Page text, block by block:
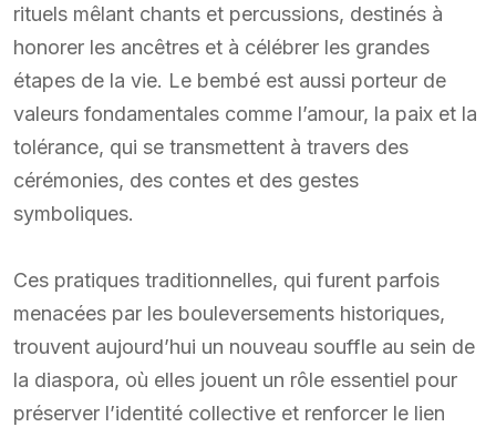
rituels mêlant chants et percussions, destinés à
honorer les ancêtres et à célébrer les grandes
étapes de la vie. Le bembé est aussi porteur de
valeurs fondamentales comme l’amour, la paix et la
tolérance, qui se transmettent à travers des
cérémonies, des contes et des gestes
symboliques.
Ces pratiques traditionnelles, qui furent parfois
menacées par les bouleversements historiques,
trouvent aujourd’hui un nouveau souffle au sein de
la diaspora, où elles jouent un rôle essentiel pour
préserver l’identité collective et renforcer le lien